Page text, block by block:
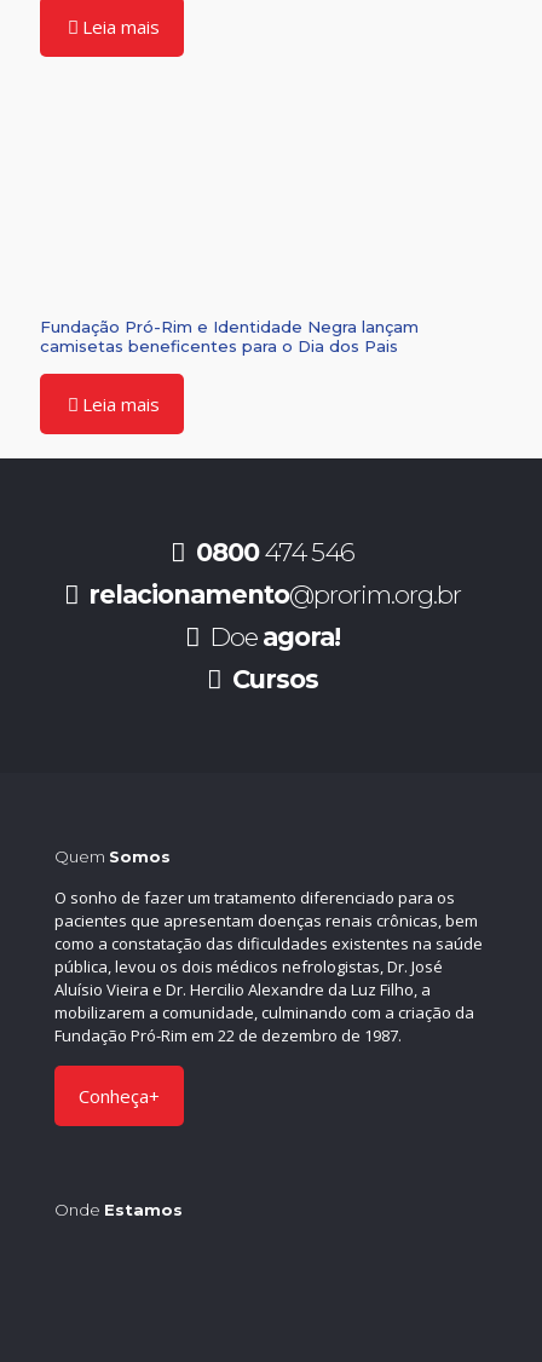
Leia mais
Fundação Pró-Rim e Identidade Negra lançam
camisetas beneficentes para o Dia dos Pais
Leia mais
0800474 546
relacionamento@prorim.org.br
Doe agora!
Cursos
Quem Somos
O sonho de fazer um tratamento diferenciado para os
pacientes que apresentam doenças renais crônicas, bem
como a constatação das dificuldades existentes na saúde
pública, levou os dois médicos nefrologistas, Dr. José
Aluísio Vieira e Dr. Hercilio Alexandre da Luz Filho, a
mobilizarem a comunidade, culminando com a criação da
Fundação Pró-Rim em 22 de dezembro de 1987.
Conheça+
Onde Estamos